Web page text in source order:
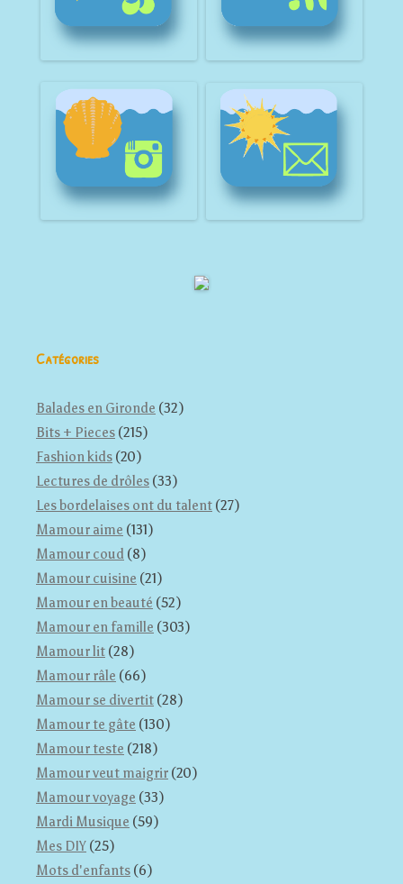
Catégories
Balades en Gironde (32)
Bits + Pieces (215)
Fashion kids (20)
Lectures de drôles (33)
Les bordelaises ont du talent (27)
Mamour aime (131)
Mamour coud (8)
Mamour cuisine (21)
Mamour en beauté (52)
Mamour en famille (303)
Mamour lit (28)
Mamour râle (66)
Mamour se divertit (28)
Mamour te gâte (130)
Mamour teste (218)
Mamour veut maigrir (20)
Mamour voyage (33)
Mardi Musique (59)
Mes DIY (25)
Mots d'enfants (6)